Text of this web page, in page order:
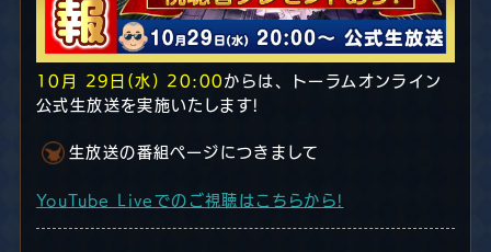
10月 29日(水) 20:00 からは、トーラムオンライン
公式生放送を実施いたします!
生放送の番組ページにつきまして
YouTube Liveでのご視聴はこちらから!